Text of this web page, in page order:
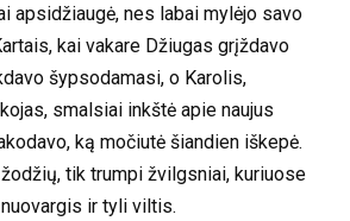
apsidžiaugė, nes labai mylėjo savo
kai vakare Džiugas grįždavo
šypsodamasi, o Karolis,
smalsiai inkštė apie naujus
ką močiutė šiandien iškepė.
tik trumpi žvilgsniai, kuriuose
ir tyli viltis.